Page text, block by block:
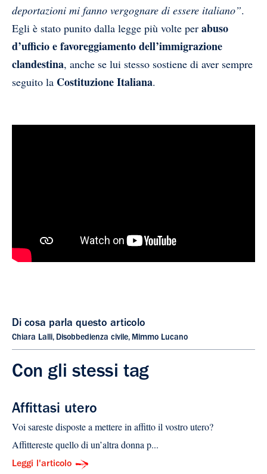
deportazioni mi fanno vergognare di essere italiano”.
Egli è stato punito dalla legge più volte per abuso
d’ufficio e favoreggiamento dell’immigrazione
clandestina, anche se lui stesso sostiene di aver sempre
seguito la Costituzione Italiana.
Di cosa parla questo articolo
Chiara Lalli, Disobbedienza civile, Mimmo Lucano
Con gli stessi tag
Affittasi utero
Voi sareste disposte a mettere in affitto il vostro utero?
Affittereste quello di un’altra donna p...
Leggi l'articolo